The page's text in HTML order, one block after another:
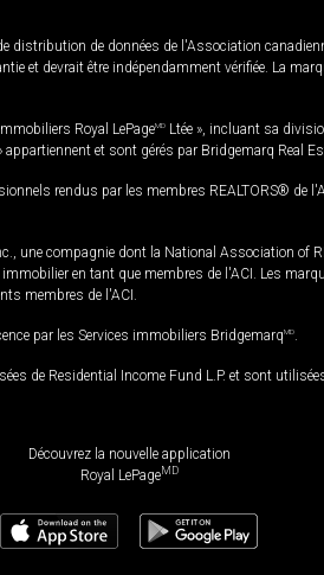
distribution de données de l'Association
et devrait être indépendamment vérifiée. La
Royal LePageMD Ltée », incluant sa
et sont gérés par Bridgemarq Real
rendus par les membres REALTORS® de
une compagnie dont la National Association
en tant que membres de l'ACI. Les
membres de l'ACI.
par les Services immobiliers BridgemarqMD
de Residential Income Fund L.P. et sont
Découvrez la nouvelle application
Royal LePageMD